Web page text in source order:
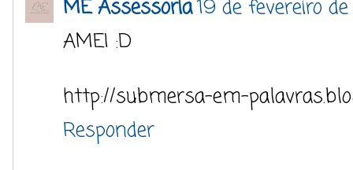
ME Assessoria19 de fevereiro
AMEI :D
http://submersa-em-
Responder